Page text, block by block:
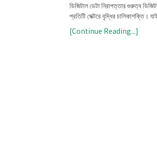
ডিজিটাল ডেটা নিরাপত্তার গুরুত্ব
প্রতিটি সেক্টরে বৃদ্ধির চালিকাশক্তি।
[Continue Reading...]